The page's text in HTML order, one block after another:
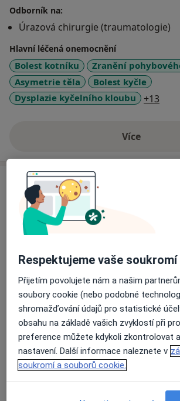
Odborník na:
Úrazová chirurgie (traumatologie)
Hlavní léčená onemocnění
Bolest kotníku
Zranění
Asymetrie těla
Bolest kyčle
Dysplazie kyčelního kloubu
+13
Více
o
Služby a ceník služeb
Artroskopie
Detaily
Detaily
Bakteriologické vyšetření
Detaily
Diagnostické vyšetření
Detaily
Respektujeme vaše soukromí
Přijetím povolujete nám a našim
soubory cookie (nebo podobné
shromažďování údajů pro statistické
obsahu na základě vašich zvyklostí při
preference můžete kdykoli zkontrolovat
nastavení. Další informace naleznete v
soukromí a souborů cookie.